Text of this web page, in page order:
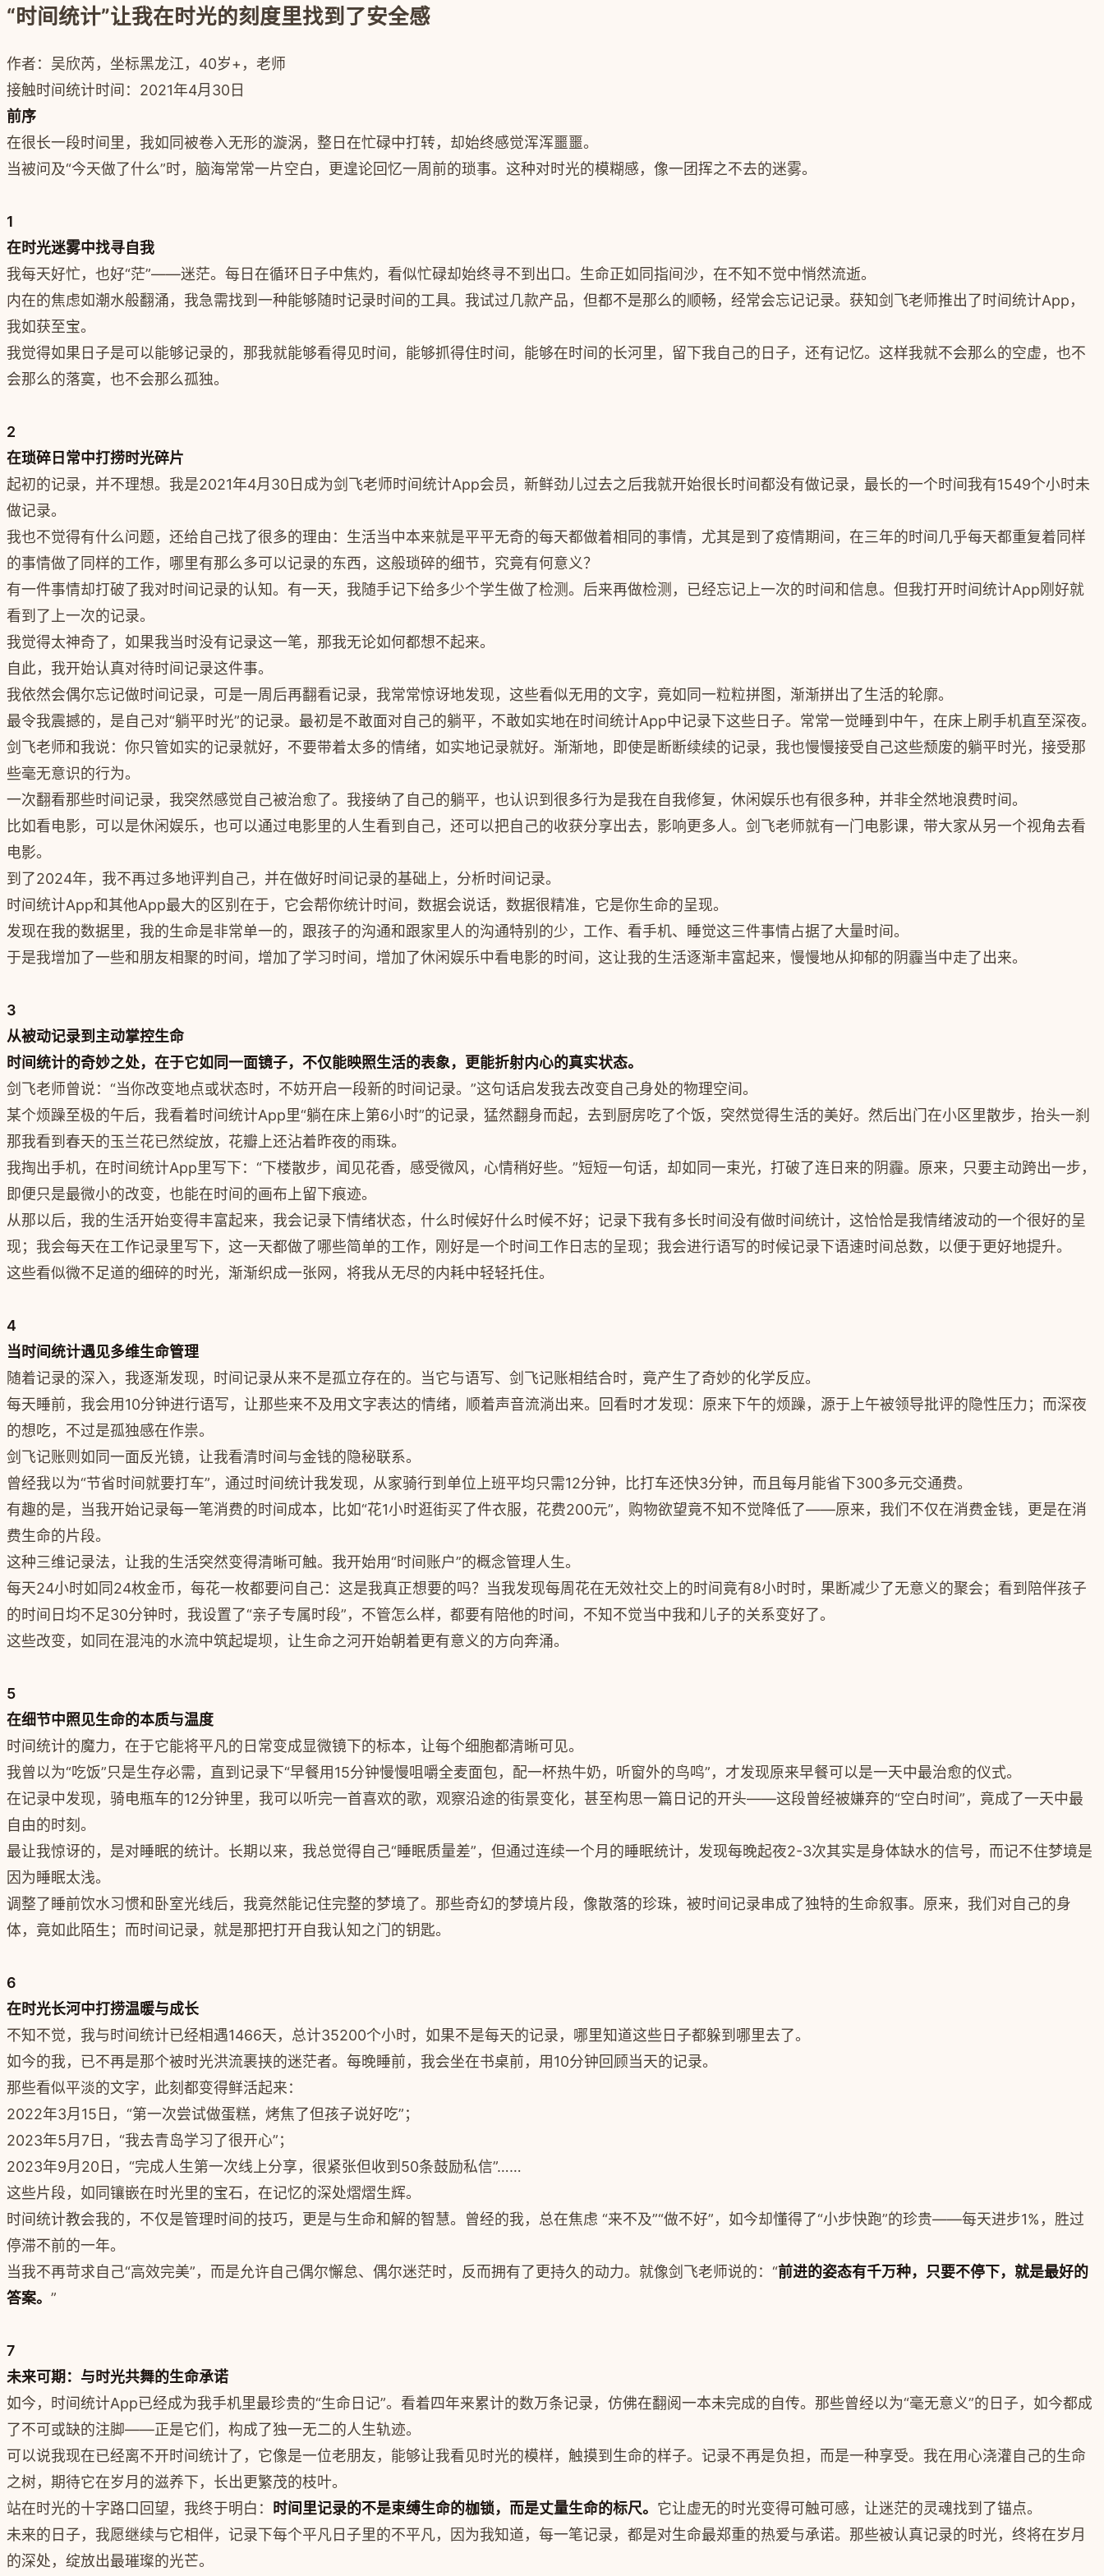
“时间统计”让我在时光的刻度里找到了安全感
作者： 吴欣芮， 坐标黑龙江，40岁+，老师
接触时间统计时间：2021年4月30日
前序
在很长一段时间里，我如同被卷入无形的漩涡，整日在忙碌中打转，却始终感觉浑浑噩噩。
当被问及“今天做了什么”时，脑海常常一片空白，更遑论回忆一周前的琐事。这种对时光的模糊感，像一团挥之不去的迷雾。
1
在时光迷雾中找寻自我
我每天好忙，也好“茫”——迷茫。每日在循环日子中焦灼，看似忙碌却始终寻不到出口。生命正如同指间沙，在不知不觉中悄然流逝。
内在的焦虑如潮水般翻涌，我急需找到一种能够随时记录时间的工具。我试过几款产品，但都不是那么的顺畅，经常会忘记记录。获知剑飞老师推出了时间统计App，
我如获至宝。
我觉得如果日子是可以能够记录的，那我就能够看得见时间，能够抓得住时间，能够在时间的长河里，留下我自己的日子，还有记忆。这样我就不会那么的空虚，也不
会那么的落寞，也不会那么孤独。
2
在琐碎日常中打捞时光碎片
起初的记录，并不理想。我是2021年4月30日成为剑飞老师时间统计App会员，新鲜劲儿过去之后我就开始很长时间都没有做记录，最长的一个时间我有1549个小时未
做记录。
我也不觉得有什么问题，还给自己找了很多的理由：生活当中本来就是平平无奇的每天都做着相同的事情，尤其是到了疫情期间，在三年的时间几乎每天都重复着同样
的事情做了同样的工作，哪里有那么多可以记录的东西，这般琐碎的细节，究竟有何意义？
有一件事情却打破了我对时间记录的认知。有一天，我随手记下给多少个学生做了检测。后来再做检测，已经忘记上一次的时间和信息。但我打开时间统计App刚好就
看到了上一次的记录。
我觉得太神奇了，如果我当时没有记录这一笔，那我无论如何都想不起来。
自此，我开始认真对待时间记录这件事。
我依然会偶尔忘记做时间记录，可是一周后再翻看记录，我常常惊讶地发现，这些看似无用的文字，竟如同一粒粒拼图，渐渐拼出了生活的轮廓。
最令我震撼的，是自己对“躺平时光”的记录。最初是不敢面对自己的躺平，不敢如实地在时间统计App中记录下这些日子。 常常一觉睡到中午，在床上刷手机直至深夜。
剑飞老师和我说：你只管如实的记录就好，不要带着太多的情绪，如实地记录就好。渐渐地，即使是断断续续的记录，我也慢慢接受自己这些颓废的躺平时光，接受那
些毫无意识的行为。
一次翻看那些时间记录，我突然感觉自己被治愈了。我接纳了自己的躺平，也认识到很多行为是我在自我修复，休闲娱乐也有很多种，并非全然地浪费时间。
比如看电影，可以是休闲娱乐，也可以通过电影里的人生看到自己，还可以把自己的收获分享出去，影响更多人。剑飞老师就有一门电影课，带大家从另一个视角去看
电影。
到了2024年，我不再过多地评判自己，并在做好时间记录的基础上，分析时间记录。
时间统计App和其他App最大的区别在于，它会帮你统计时间，数据会说话，数据很精准，它是你生命的呈现。
发现在我的数据里，我的生命是非常单一的，跟孩子的沟通和跟家里人的沟通特别的少，工作、看手机、睡觉这三件事情占据了大量时间。
于是我增加了一些和朋友相聚的时间，增加了学习时间，增加了休闲娱乐中看电影的时间，这让我的生活逐渐丰富起来，慢慢地从抑郁的阴霾当中走了出来。
3
从被动记录到主动掌控生命
时间统计的奇妙之处，在于它如同一面镜子，不仅能映照生活的表象，更能折射内心的真实状态。
剑飞老师曾说：“当你改变地点或状态时，不妨开启一段新的时间记录。”这句话启发我去改变自己身处的物理空间。
某个烦躁至极的午后，我看着时间统计App里“躺在床上第6小时”的记录，猛然翻身而起，去到厨房吃了个饭，突然觉得生活的美好。然后出门在小区里散步，抬头一刹
那我看到春天的玉兰花已然绽放，花瓣上还沾着昨夜的雨珠。
我掏出手机，在时间统计App里写下：“下楼散步，闻见花香，感受微风，心情稍好些。”短短一句话，却如同一束光，打破了连日来的阴霾。原来，只要主动跨出一步，
即便只是最微小的改变，也能在时间的画布上留下痕迹。
从那以后，我的生活开始变得丰富起来，我会记录下情绪状态，什么时候好什么时候不好；记录下我有多长时间没有做时间统计，这恰恰是我情绪波动的一个很好的呈
现；我会每天在工作记录里写下，这一天都做了哪些简单的工作，刚好是一个时间工作日志的呈现；我会进行语写的时候记录下语速时间总数，以便于更好地提升。
这些看似微不足道的细碎的时光，渐渐织成一张网，将我从无尽的内耗中轻轻托住。
4
当时间统计遇见多维生命管理
随着记录的深入，我逐渐发现，时间记录从来不是孤立存在的。当它与语写、剑飞记账相结合时，竟产生了奇妙的化学反应。
每天睡前，我会用10分钟进行语写，让那些来不及用文字表达的情绪，顺着声音流淌出来。回看时才发现：原来下午的烦躁，源于上午被领导批评的隐性压力；而深夜
的想吃，不过是孤独感在作祟。
剑飞记账则如同一面反光镜，让我看清时间与金钱的隐秘联系。
曾经我以为“节省时间就要打车”，通过时间统计我发现，从家骑行到单位上班平均只需12分钟，比打车还快3分钟，而且每月能省下300多元交通费。
有趣的是，当我开始记录每一笔消费的时间成本，比如“花1小时逛街买了件衣服，花费200元”，购物欲望竟不知不觉降低了——原来，我们不仅在消费金钱，更是在消
费生命的片段。
这种三维记录法，让我的生活突然变得清晰可触。我开始用“时间账户”的概念管理人生。
每天24小时如同24枚金币，每花一枚都要问自己：这是我真正想要的吗？当我发现每周花在无效社交上的时间竟有8小时时，果断减少了无意义的聚会；看到陪伴孩子
的时间日均不足30分钟时，我设置了“亲子专属时段”，不管怎么样，都要有陪他的时间，不知不觉当中我和儿子的关系变好了。
这些改变，如同在混沌的水流中筑起堤坝，让生命之河开始朝着更有意义的方向奔涌。
5
在细节中照见生命的本质与温度
时间统计的魔力，在于它能将平凡的日常变成显微镜下的标本，让每个细胞都清晰可见。
我曾以为“吃饭”只是生存必需，直到记录下“早餐用15分钟慢慢咀嚼全麦面包，配一杯热牛奶，听窗外的鸟鸣”，才发现原来早餐可以是一天中最治愈的仪式。
在记录中发现，骑电瓶车的12分钟里，我可以听完一首喜欢的歌，观察沿途的街景变化，甚至构思一篇日记的开头——这段曾经被嫌弃的“空白时间”，竟成了一天中最
自由的时刻。
最让我惊讶的，是对睡眠的统计。长期以来，我总觉得自己“睡眠质量差”，但通过连续一个月的睡眠统计，发现每晚起夜2-3次其实是身体缺水的信号，而记不住梦境是
因为睡眠太浅。
调整了睡前饮水习惯和卧室光线后，我竟然能记住完整的梦境了。那些奇幻的梦境片段，像散落的珍珠，被时间记录串成了独特的生命叙事。原来，我们对自己的身
体，竟如此陌生；而时间记录，就是那把打开自我认知之门的钥匙。
6
在时光长河中打捞温暖与成长
不知不觉，我与时间统计已经相遇1466天，总计35200个小时，如果不是每天的记录，哪里知道这些日子都躲到哪里去了。
如今的我，已不再是那个被时光洪流裹挟的迷茫者。每晚睡前，我会坐在书桌前，用10分钟回顾当天的记录。
那些看似平淡的文字，此刻都变得鲜活起来：
2022年3月15日，“第一次尝试做蛋糕，烤焦了但孩子说好吃”；
2023年5月7日，“我去青岛学习了很开心”；
2023年9月20日，“完成人生第一次线上分享，很紧张但收到50条鼓励私信”……
这些片段，如同镶嵌在时光里的宝石，在记忆的深处熠熠生辉。
时间统计教会我的，不仅是管理时间的技巧，更是与生命和解的智慧。曾经的我，总在焦虑 “来不及”“做不好”，如今却懂得了“小步快跑”的珍贵——每天进步1%，胜过
停滞不前的一年。
当我不再苛求自己“高效完美”，而是允许自己偶尔懈怠、偶尔迷茫时，反而拥有了更持久的动力。就像剑飞老师说的：“前进的姿态有千万种，只要不停下，就是最好的
答案。 ”
7
未来可期：与时光共舞的生命承诺
如今，时间统计App已经成为我手机里最珍贵的“生命日记”。看着四年来累计的数万条记录，仿佛在翻阅一本未完成的自传。那些曾经以为“毫无意义”的日子，如今都成
了不可或缺的注脚——正是它们，构成了独一无二的人生轨迹。
可以说我现在已经离不开时间统计了，它像是一位老朋友，能够让我看见时光的模样，触摸到生命的样子。记录不再是负担，而是一种享受。我在用心浇灌自己的生命
之树，期待它在岁月的滋养下，长出更繁茂的枝叶。
站在时光的十字路口回望，我终于明白： 时间里记录的不是束缚生命的枷锁，而是丈量生命的标尺。 它让虚无的时光变得可触可感，让迷茫的灵魂找到了锚点。
未来的日子，我愿继续与它相伴，记录下每个平凡日子里的不平凡，因为我知道，每一笔记录，都是对生命最郑重的热爱与承诺。那些被认真记录的时光，终将在岁月
的深处，绽放出最璀璨的光芒。